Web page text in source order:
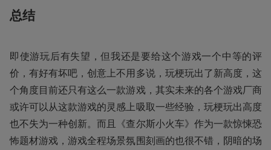
总结
即使游玩后有失望，但我还是要给这个游戏一个中等的评
价，有好有坏吧，创意上不用多说，玩梗玩出了新高度，这
个角度目前还只有这么一款游戏，其实未来的各个游戏厂商
或许可以从这款游戏的灵感上吸取一些经验，玩梗玩出高度
也不失为一种创新。而且《查尔斯小火车》作为一款惊悚恐
怖题材游戏，游戏全程场景氛围刻画的也很不错，阴暗的场